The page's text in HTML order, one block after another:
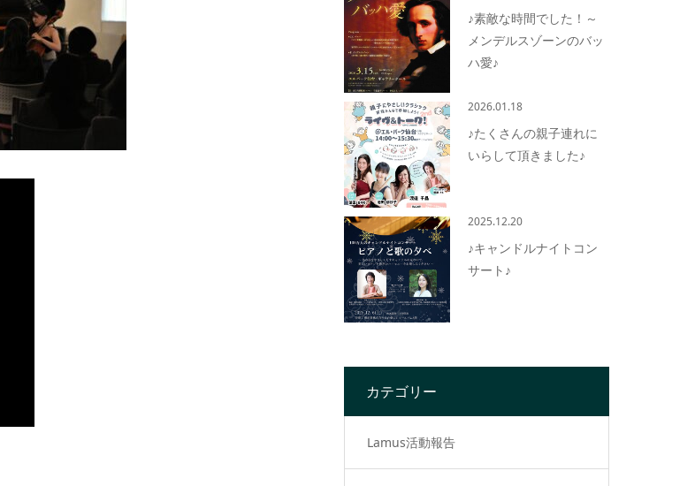
♪素敵な時間でした！～
メンデルスゾーンのバッ
ハ愛♪
2026.01.18
♪たくさんの親子連れに
いらして頂きました♪
2025.12.20
♪キャンドルナイトコン
サート♪
カテゴリー
Lamus活動報告